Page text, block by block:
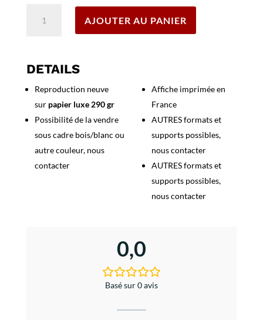
Jean
AJOUTER AU PANIER
DETAILS
Reproduction neuve
sur papier luxe 290 gr
Possibilité de la vendre
sous cadre bois/blanc ou
autre couleur, nous
contacter
Affiche imprimée en
France
AUTRES formats et
supports possibles,
nous contacter
AUTRES formats et
supports possibles,
nous contacter
0,0
Basé sur 0 avis